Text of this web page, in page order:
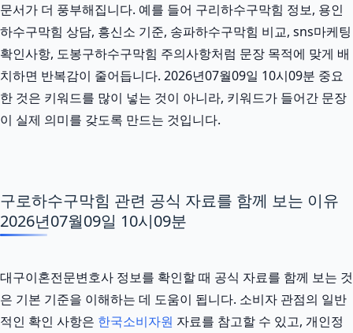
문서가 더 풍부해집니다. 예를 들어 구리하수구막힘 정보, 용인
하수구막힘 상담, 흥신소 기준, 송파하수구막힘 비교, sns마케팅
확인사항, 도봉구하수구막힘 주의사항처럼 문장 목적에 맞게 배
치하면 반복감이 줄어듭니다. 2026년07월09일 10시09분 중요
한 것은 키워드를 많이 넣는 것이 아니라, 키워드가 들어간 문장
이 실제 의미를 갖도록 만드는 것입니다.
구로하수구막힘 관련 공식 자료를 함께 보는 이유
2026년07월09일 10시09분
대구이혼전문변호사 정보를 확인할 때 공식 자료를 함께 보는 것
은 기본 기준을 이해하는 데 도움이 됩니다. 소비자 관점의 일반
적인 확인 사항은 한국소비자원 자료를 참고할 수 있고, 개인정